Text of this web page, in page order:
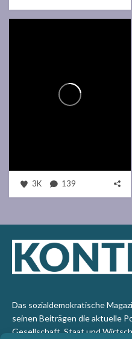
3K 139
Das sozialdemokratische
seinen Beiträgen die aktuelle
Gesellschaft, Staat und